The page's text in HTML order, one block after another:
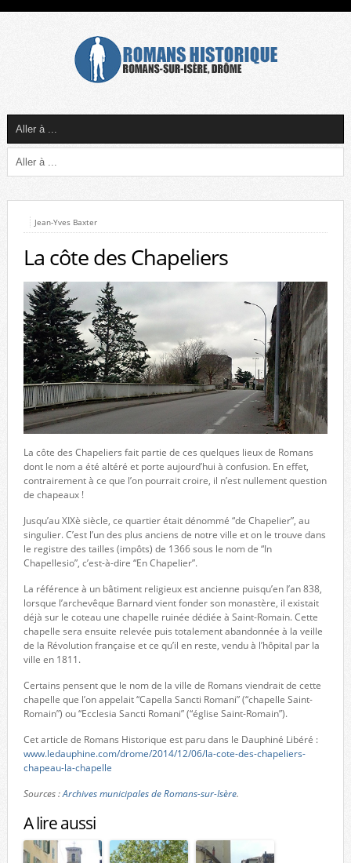
Jean-Yves Baxter
La côte des Chapeliers
La côte des Chapeliers fait partie de ces quelques lieux de Romans
dont le nom a été altéré et porte aujourd’hui à confusion. En effet,
contrairement à ce que l’on pourrait croire, il n’est nullement question
de chapeaux !
Jusqu’au XIXè siècle, ce quartier était dénommé “de Chapelier”, au
singulier. C’est l’un des plus anciens de notre ville et on le trouve dans
le registre des tailles (impôts) de 1366 sous le nom de “In
Chapellesio”, c’est-à-dire “En Chapelier”.
La référence à un bâtiment religieux est ancienne puisqu’en l’an 838,
lorsque l’archevêque Barnard vient fonder son monastère, il existait
déjà sur le coteau une chapelle ruinée dédiée à Saint-Romain. Cette
chapelle sera ensuite relevée puis totalement abandonnée à la veille
de la Révolution française et ce qu’il en reste, vendu à l’hôpital par la
ville en 1811.
Certains pensent que le nom de la ville de Romans viendrait de cette
chapelle que l’on appelait “Capella Sancti Romani” (“chapelle Saint-
Romain”) ou “Ecclesia Sancti Romani” (“église Saint-Romain”).
Cet article de Romans Historique est paru dans le Dauphiné Libéré :
www.ledauphine.com/drome/2014/12/06/la-cote-des-chapeliers-
chapeau-la-chapelle
Sources :Archives municipales de Romans-sur-Isère.
A lire aussi